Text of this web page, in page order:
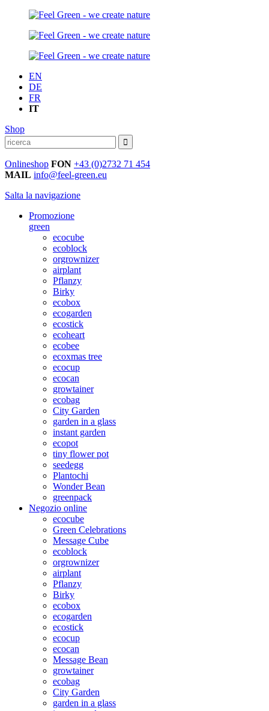
EN
DE
FR
IT
Shop
Onlineshop FON +43 (0)2732 71 454
MAIL info@feel-green.eu
Salta la navigazione
Promozione
green
ecocube
ecoblock
orgrownizer
airplant
Pflanzy
Birky
ecobox
ecogarden
ecostick
ecoheart
ecobee
ecoxmas tree
ecocup
ecocan
growtainer
ecobag
City Garden
garden in a glass
instant garden
ecopot
tiny flower pot
seedegg
Plantochi
Wonder Bean
greenpack
Negozio online
ecocube
Green Celebrations
Message Cube
ecoblock
orgrownizer
airplant
Pflanzy
Birky
ecobox
ecogarden
ecostick
ecocup
ecocan
Message Bean
growtainer
ecobag
City Garden
garden in a glass